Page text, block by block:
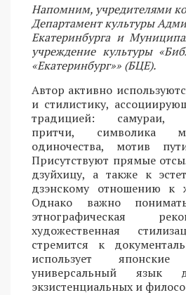
Напомним, учредителями
Департамент культуры
Екатеринбурга и
учреждение культуры
«Екатеринбург»» (БЦЕ).
Автор активно
и стилистику,
традицией: самураи,
притчи, символика
одиночества, мотив
Присутствуют прямые
дзуйхицу, а также к
дзэнскому отношению к
Однако важно
этнографическая
художественная
стремится к
использует
универсальный язык
экзистенциальных и